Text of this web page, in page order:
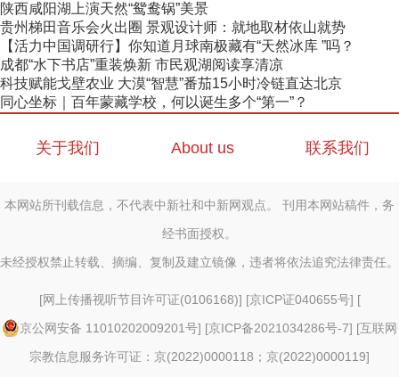
陕西咸阳湖上演天然“鸳鸯锅”美景
贵州梯田音乐会火出圈 景观设计师：就地取材依山就势
【活力中国调研行】你知道月球南极藏有“天然冰库 ”吗？
成都“水下书店”重装焕新 市民观湖阅读享清凉
科技赋能戈壁农业 大漠“智慧”番茄15小时冷链直达北京
同心坐标｜百年蒙藏学校，何以诞生多个“第一”？
关于我们 About us 联系我们
本网站所刊载信息，不代表中新社和中新网观点。 刊用本网站稿件，务
经书面授权。
未经授权禁止转载、摘编、复制及建立镜像，违者将依法追究法律责任。
[网上传播视听节目许可证(0106168)] [京ICP证040655号] [
京公网安备 11010202009201号] [京ICP备2021034286号-7] [互联网
宗教信息服务许可证：京(2022)0000118；京(2022)0000119]